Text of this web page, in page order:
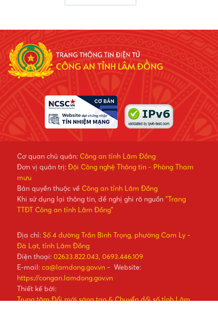
Cơ quan chủ quản: Công an tỉnh Lâm Đồng
Đơn vị quản trị: Đội Công nghệ Thông tin - Phòng Tham
mưu
Bản quyền thuộc về Công an tỉnh Lâm Đồng
Khi sử dụng lại thông tin, đề nghị ghi rõ nguồn "Trang
TTĐT Công an tỉnh Lâm Đồng"
Địa chỉ: Số 4 đường Trần Bình Trọng, phường Cam Ly -
Đà Lạt, tỉnh Lâm Đồng
Điện thoại: 02633.822.043, 0693.446.109
E-mail: ca@lamdong.gov.vn - Website:
https://congan.lamdong.gov.vn
Thiết kế bởi:
Trung tâm Đổi mới sáng tạo & Chuyển đổi số tỉnh Lâm